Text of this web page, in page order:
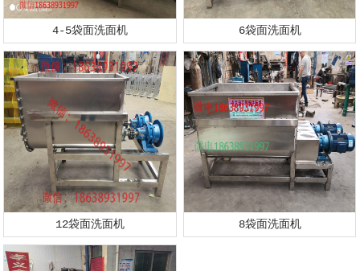
4-5袋面洗面机 6袋面洗面机
12袋面洗面机 8袋面洗面机